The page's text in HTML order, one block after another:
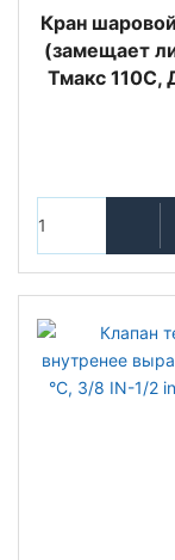
Кран
(замещает
Тмакс 110С,